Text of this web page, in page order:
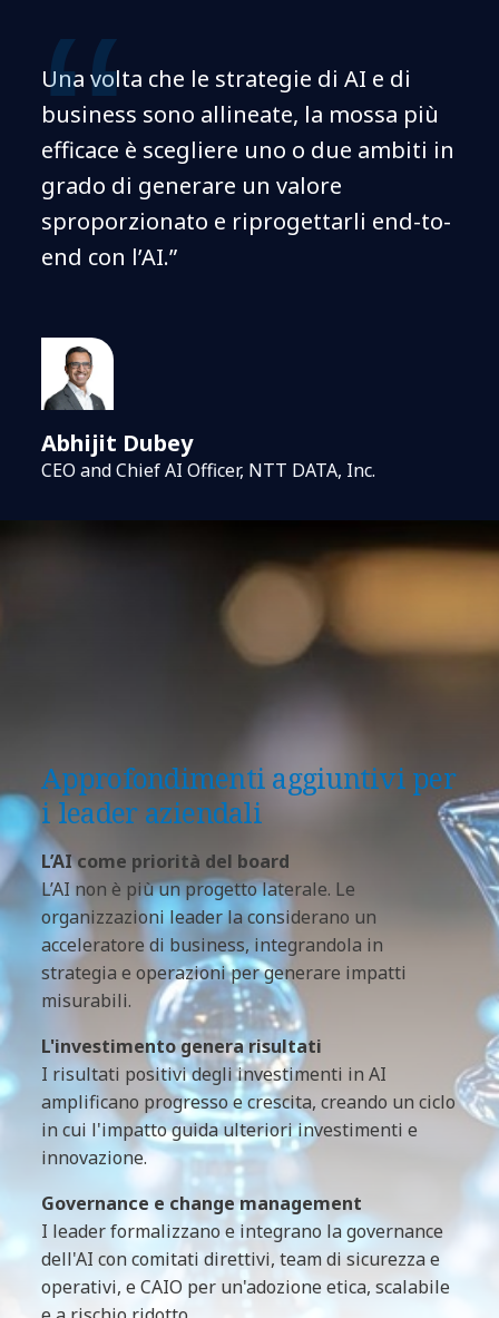
Una volta che le strategie di AI e di
business sono allineate, la mossa più
efficace è scegliere uno o due ambiti in
grado di generare un valore
sproporzionato e riprogettarli end-to-
end con l’AI.”
Abhijit Dubey
CEO and Chief AI Officer, NTT DATA, Inc.
Approfondimenti aggiuntivi per
i leader aziendali
L’AI come priorità del board
L’AI non è più un progetto laterale. Le
organizzazioni leader la considerano un
acceleratore di business, integrandola in
strategia e operazioni per generare impatti
misurabili.
L'investimento genera risultati
I risultati positivi degli investimenti in AI
amplificano progresso e crescita, creando un ciclo
in cui l'impatto guida ulteriori investimenti e
innovazione.
Governance e change management
I leader formalizzano e integrano la governance
dell'AI con comitati direttivi, team di sicurezza e
operativi, e CAIO per un'adozione etica, scalabile